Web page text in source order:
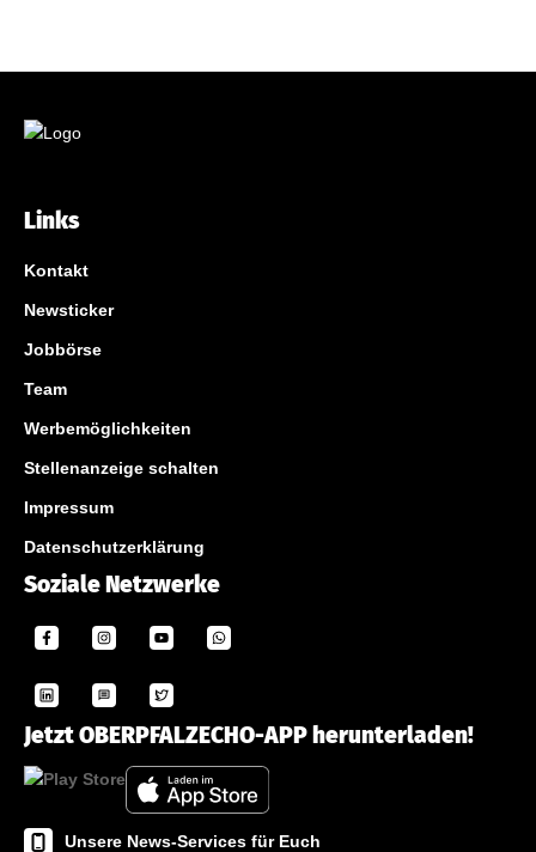
Links
Kontakt
Newsticker
Jobbörse
Team
Werbemöglichkeiten
Stellenanzeige schalten
Impressum
Datenschutzerklärung
Soziale Netzwerke
Jetzt OBERPFALZECHO-APP herunterladen!
Unsere News-Services für Euch